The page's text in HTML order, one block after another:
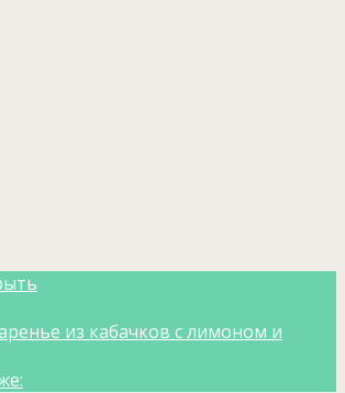
из кабачков с лимоном и